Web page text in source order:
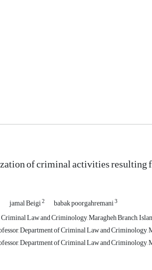
of criminal activities resulting
jamal Beigi2 babak poorgahremani3
Law and Criminology, Maragheh Branch,
Department of Criminal Law and Criminology,
Department of Criminal Law and